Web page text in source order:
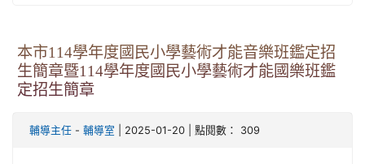
本市114學年度國民小學藝術才能音樂班鑑定招
生簡章暨114學年度國民小學藝術才能國樂班鑑
定招生簡章
輔導主任 - 輔導室 | 2025-01-20 | 點閱數： 309